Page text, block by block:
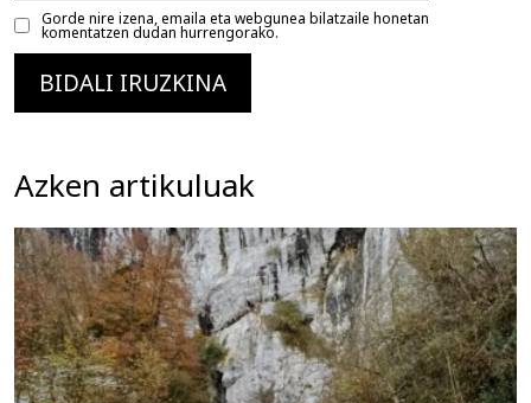
Gorde nire izena, emaila eta webgunea bilatzaile honetan
komentatzen dudan hurrengorako.
Azken artikuluak